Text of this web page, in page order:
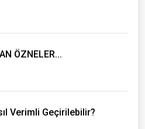
ÖZNELER...
Verimli Geçirilebilir?